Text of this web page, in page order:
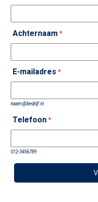
Achternaam *
E-mailadres *
naam@bedrijf.nl
Telefoon*
012-3456789